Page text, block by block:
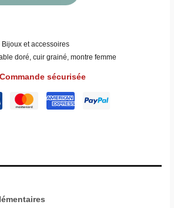
Bijoux et accessoires
doré,cuir grainé,montre femme
Commande sécurisée